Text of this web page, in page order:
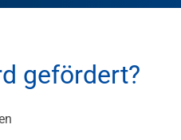
gefördert?